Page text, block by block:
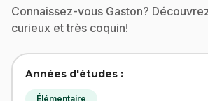
Connaissez-vous Gaston?
curieux et très coquin!
Années d'études :
Élémentaire